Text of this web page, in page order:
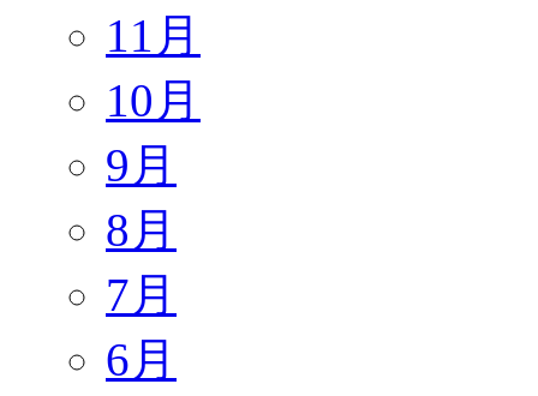
11月
10月
9月
8月
7月
6月